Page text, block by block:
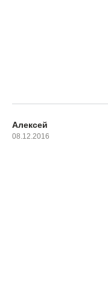
Алексей
08.12.2016